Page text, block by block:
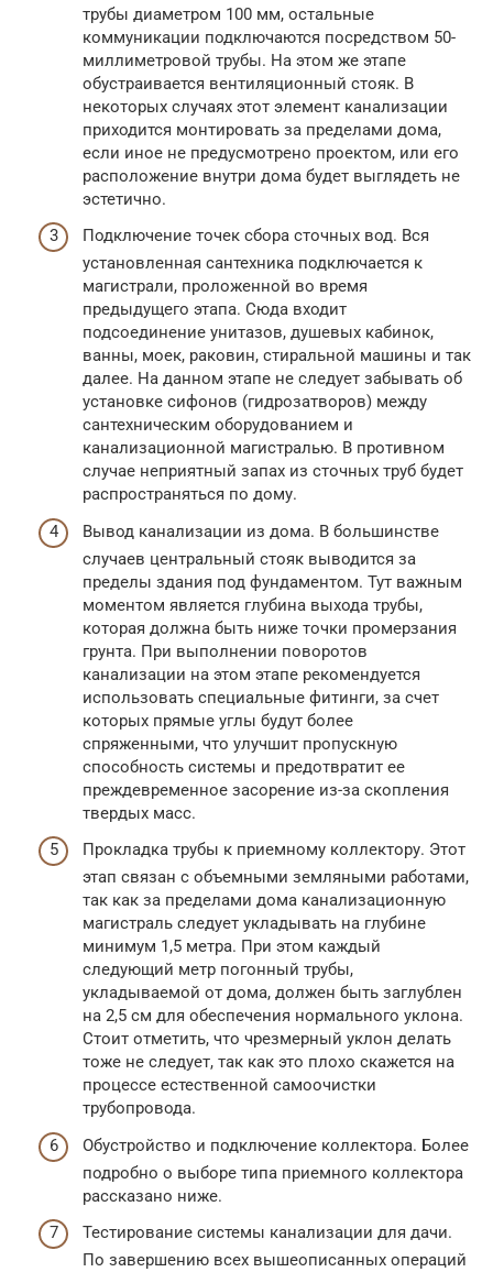
трубы диаметром 100 мм, остальные
коммуникации подключаются посредством 50-
миллиметровой трубы. На этом же этапе
обустраивается вентиляционный стояк. В
некоторых случаях этот элемент канализации
приходится монтировать за пределами дома,
если иное не предусмотрено проектом, или его
расположение внутри дома будет выглядеть не
эстетично.
Подключение точек сбора сточных вод. Вся
установленная сантехника подключается к
магистрали, проложенной во время
предыдущего этапа. Сюда входит
подсоединение унитазов, душевых кабинок,
ванны, моек, раковин, стиральной машины и так
далее. На данном этапе не следует забывать об
установке сифонов (гидрозатворов) между
сантехническим оборудованием и
канализационной магистралью. В противном
случае неприятный запах из сточных труб будет
распространяться по дому.
Вывод канализации из дома. В большинстве
случаев центральный стояк выводится за
пределы здания под фундаментом. Тут важным
моментом является глубина выхода трубы,
которая должна быть ниже точки промерзания
грунта. При выполнении поворотов
канализации на этом этапе рекомендуется
использовать специальные фитинги, за счет
которых прямые углы будут более
спряженными, что улучшит пропускную
способность системы и предотвратит ее
преждевременное засорение из-за скопления
твердых масс.
Прокладка трубы к приемному коллектору. Этот
этап связан с объемными земляными работами,
так как за пределами дома канализационную
магистраль следует укладывать на глубине
минимум 1,5 метра. При этом каждый
следующий метр погонный трубы,
укладываемой от дома, должен быть заглублен
на 2,5 см для обеспечения нормального уклона.
Стоит отметить, что чрезмерный уклон делать
тоже не следует, так как это плохо скажется на
процессе естественной самоочистки
трубопровода.
Обустройство и подключение коллектора. Более
подробно о выборе типа приемного коллектора
рассказано ниже.
Тестирование системы канализации для дачи.
По завершению всех вышеописанных операций